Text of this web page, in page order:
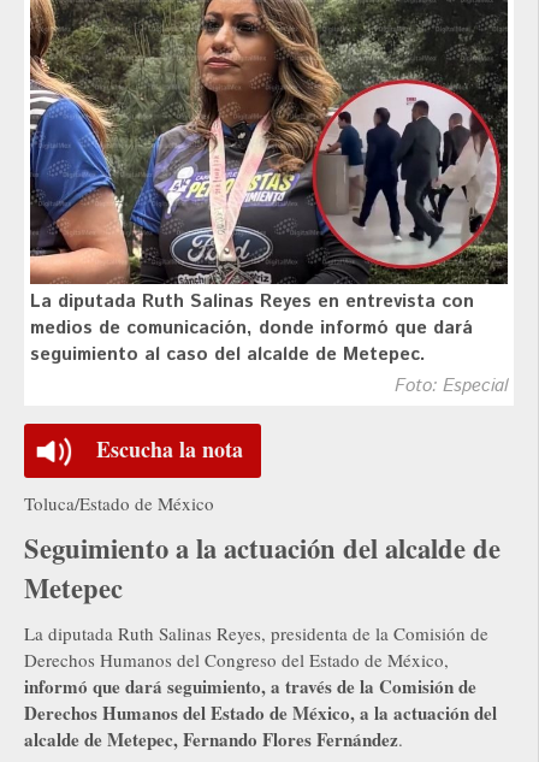
La diputada Ruth Salinas Reyes en entrevista con
medios de comunicación, donde informó que dará
seguimiento al caso del alcalde de Metepec.
Foto: Especial
Escucha la nota
Toluca/Estado de México
Seguimiento a la actuación del alcalde de
Metepec
La diputada Ruth Salinas Reyes, presidenta de la Comisión de
Derechos Humanos del Congreso del Estado de México,
informó que dará seguimiento, a través de la Comisión de
Derechos Humanos del Estado de México, a la actuación del
alcalde de Metepec, Fernando Flores Fernández.